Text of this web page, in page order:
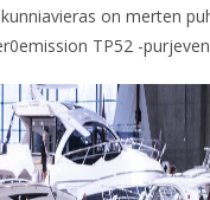
on merten
TP52 -